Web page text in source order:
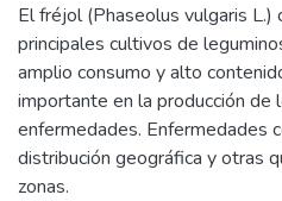
El fréjol (Phaseolus vulgaris
principales cultivos de
amplio consumo y alto
importante en la producción de
enfermedades. Enfermedades
distribución geográfica y otras
zonas.